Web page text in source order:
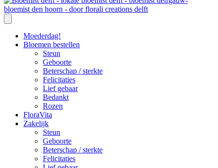
Moederdag!
Bloemen bestellen
Steun
Geboorte
Beterschap / sterkte
Felicitaties
Lief gebaar
Bedankt
Rozen
FloraVita
Zakelijk
Steun
Geboorte
Beterschap / sterkte
Felicitaties